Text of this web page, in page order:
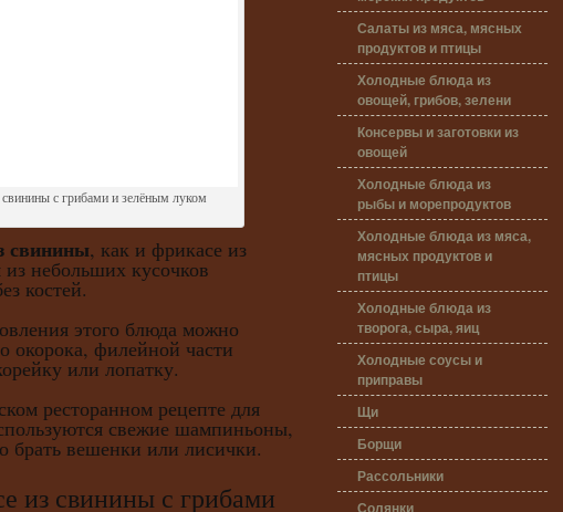
с грибами и зелёным луком
свинины, как и фрикасе из
небольших кусочков
костей.
этого блюда можно
окорока, филейной части
или лопатку.
ресторанном рецепте для
свежие шампиньоны,
брать вешенки или лисички.
свинины с грибами
Салаты из мяса, мясных
продуктов и птицы
Холодные блюда из
овощей, грибов, зелени
Консервы и заготовки из
овощей
Холодные блюда из
рыбы и морепродуктов
Холодные блюда из мяса,
мясных продуктов и
птицы
Холодные блюда из
творога, сыра, яиц
Холодные соусы и
приправы
Щи
Борщи
Рассольники
Солянки